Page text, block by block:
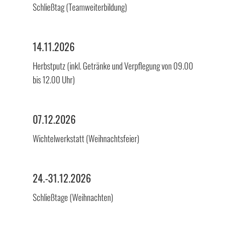
Schließtag (Teamweiterbildung)
14.11.2026
Herbstputz (inkl. Getränke und Verpflegung von 09.00
bis 12.00 Uhr)
07.12.2026
Wichtelwerkstatt (Weihnachtsfeier)
24.-31.12.2026
Schließtage (Weihnachten)